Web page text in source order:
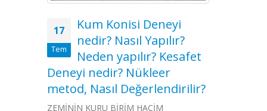
17
Tem
Kum Konisi Deneyi
nedir? Nasıl Yapılır?
Neden yapılır? Kesafet
Deneyi nedir? Nükleer
metod, Nasıl Değerlendirilir?
ZEMİNİN KURU BİRİM HACİM